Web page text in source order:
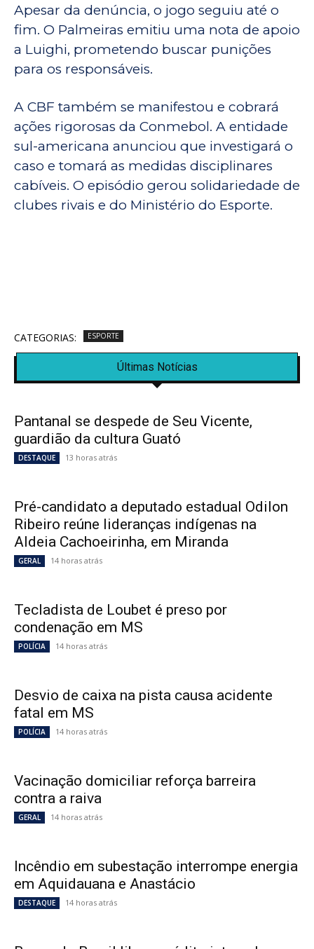
Apesar da denúncia, o jogo seguiu até o
fim. O Palmeiras emitiu uma nota de apoio
a Luighi, prometendo buscar punições
para os responsáveis.
A CBF também se manifestou e cobrará
ações rigorosas da Conmebol. A entidade
sul-americana anunciou que investigará o
caso e tomará as medidas disciplinares
cabíveis. O episódio gerou solidariedade de
clubes rivais e do Ministério do Esporte.
CATEGORIAS: ESPORTE
Últimas Notícias
Pantanal se despede de Seu Vicente,
guardião da cultura Guató
DESTAQUE 13 horas atrás
Pré-candidato a deputado estadual Odilon
Ribeiro reúne lideranças indígenas na
Aldeia Cachoeirinha, em Miranda
GERAL 14 horas atrás
Tecladista de Loubet é preso por
condenação em MS
POLÍCIA 14 horas atrás
Desvio de caixa na pista causa acidente
fatal em MS
POLÍCIA 14 horas atrás
Vacinação domiciliar reforça barreira
contra a raiva
GERAL 14 horas atrás
Incêndio em subestação interrompe energia
em Aquidauana e Anastácio
DESTAQUE 14 horas atrás